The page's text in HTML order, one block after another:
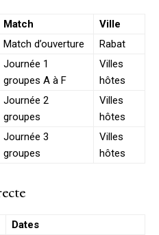
Match
Ville
Match d’ouverture Rabat
Journée 1
groupes A à F
Villes
hôtes
Journée 2
groupes
Villes
hôtes
Journée 3
groupes
Villes
hôtes
Dates